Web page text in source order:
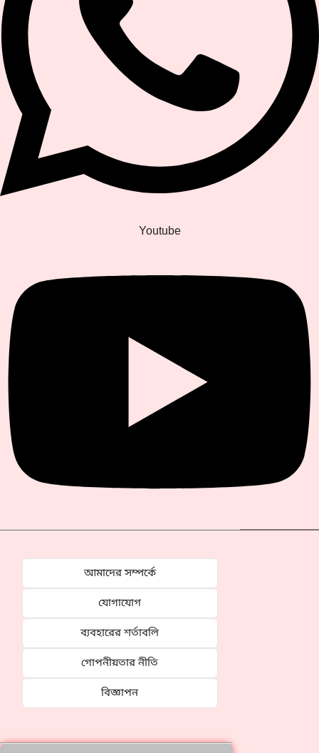
Youtube
আমাদের সম্পর্কে
যোগাযোগ
ব্যবহারের শর্তাবলি
গোপনীয়তার নীতি
বিজ্ঞাপন